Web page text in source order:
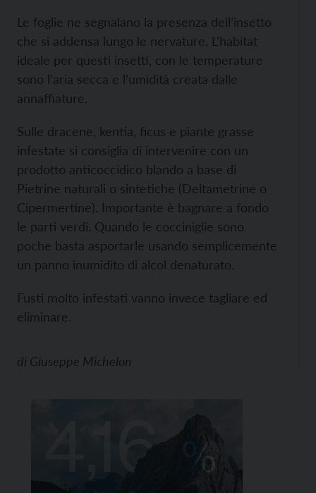
Le foglie ne segnalano la presenza dell’insetto
che si addensa lungo le nervature. L’habitat
ideale per questi insetti, con le temperature
sono l’aria secca e l’umidità creata dalle
annaffiature.
Sulle dracene, kentia, ficus e piante grasse
infestate si consiglia di intervenire con un
prodotto anticoccidico blando a base di
Pietrine naturali o sintetiche (Deltametrine o
Cipermertine). Importante è bagnare a fondo
le parti verdi. Quando le cocciniglie sono
poche basta asportarle usando semplicemente
un panno inumidito di alcol denaturato.
Fusti molto infestati vanno invece tagliare ed
eliminare.
di Giuseppe Michelon